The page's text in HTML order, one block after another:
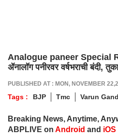
Analogue paneer Special
ॲनालॉग पनीरवर वर्षभराची बंदी,
PUBLISHED AT : MON, NOVEMBER
Tags : BJP Tmc Varun
Breaking News, Anytime,
ABPLIVE on Android and iOS